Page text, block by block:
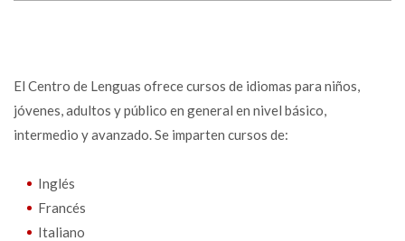
El Centro de Lenguas ofrece cursos de idiomas para niños,
jóvenes, adultos y público en general en nivel básico,
intermedio y avanzado. Se imparten cursos de:
Inglés
Francés
Italiano